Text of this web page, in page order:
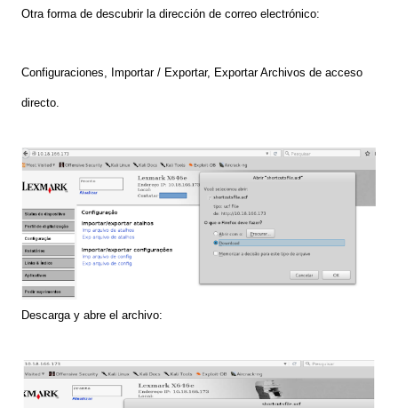
Otra forma de descubrir la dirección de correo electrónico:
Configuraciones Importar / Exportar, Exportar Archivos de acceso
directo
Descargay abre el archivo: